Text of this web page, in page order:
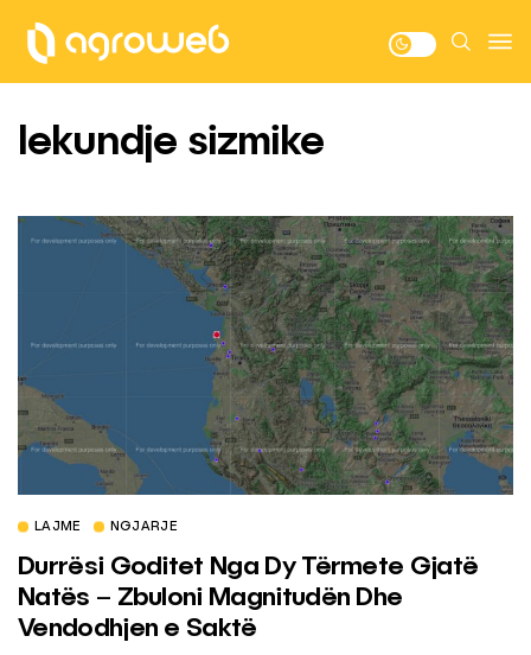
lekundje sizmike
LAJME NGJARJE
Durrësi Goditet Nga Dy Tërmete Gjatë
Natës – Zbuloni Magnitudën Dhe
Vendodhjen e Saktë